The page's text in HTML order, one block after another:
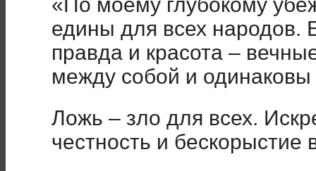
едины для всех народов.
правда и красота –
между собой и
Ложь – зло для всех.
честность и бескорыстие